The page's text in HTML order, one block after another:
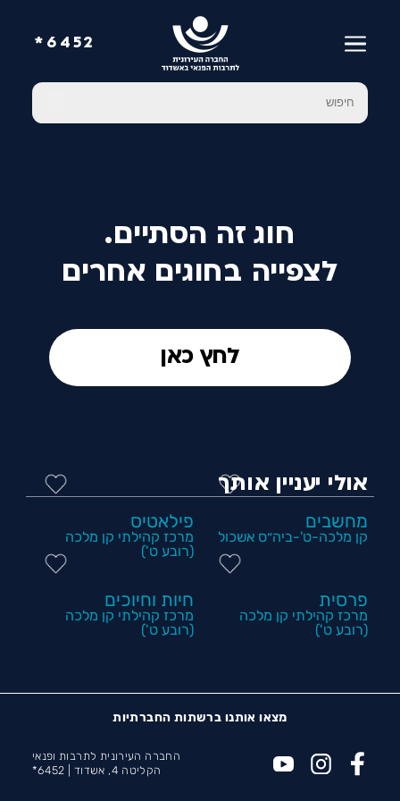
6452*
חוג זה הסתיים.
לצפייה בחוגים אחרים
לחץ כאן
אולי יעניין אותך
מחשבים
קן מלכה-ט'-ביה״ס אשכול
פילאטיס
מרכז קהילתי קן מלכה
(רובע ט')
פרסית
מרכז קהילתי קן מלכה
(רובע ט')
חיות וחיוכים
מרכז קהילתי קן מלכה
(רובע ט')
מצאו אותנו ברשתות החברתיות
החברה העירונית לתרבות ופנאי
הקליטה 4, אשדוד |
6452*